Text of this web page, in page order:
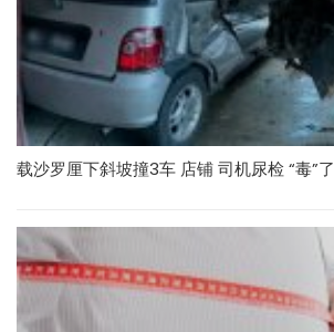
载沙罗厘下斜坡撞3车 店铺 司机尿检 “毒”了